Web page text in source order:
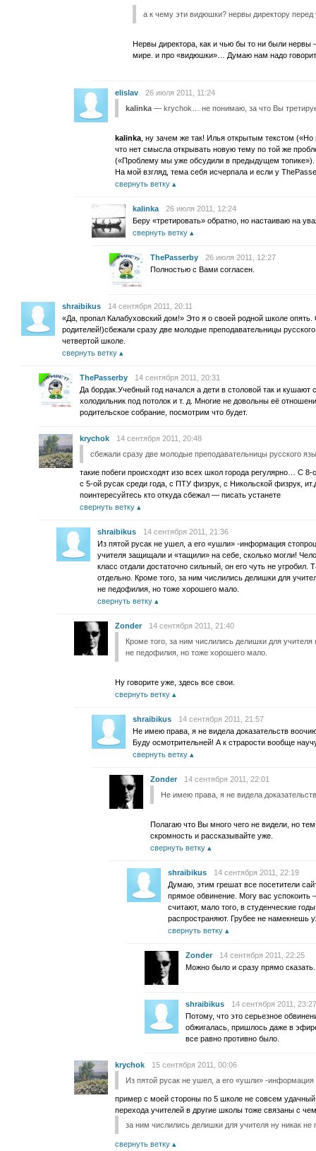
а к чему эти видюшки? нервы директору
Нервы директора, как и чью бы то ни были
мире. и про «видюшки»… Думаю нам надо
elislav
26 июля 2011, 11:24
kalinka — krychok… не понимаю, за что Вы
kalinka , ну зачем же так! Илья открытым текстом
что нет смысла открывать новую тему по той же
(«Проблему мы уже обсудили в предыдущем топике»).
На мой взгляд, тема себя исчерпала и если у
свернуть ветку
kalinka
26 июля 2011, 12:24
Беру «третировать» обратно, но настаиваю на
свернуть ветку
ThePasserby
26 июля 2011, 12:27
Полностью с Вами согласен.
shraibikus
14 сентября 2011, 20:11
«Да, пропал Калабуховский дом!» Это я о своей родной школе опять.
родителей!)сбежали сразу две молодые преподавательницы
четвертой школе.
свернуть ветку
ThePasserby
14 сентября 2011, 20:31
Да бордак.Учебный год начался а дети в столовой так и кушают
холодильник под потолок и т. д. Многие не довольны её
родительское собрание, посмотрим что будет.
krychok
14 сентября 2011, 20:48
сбежали сразу две молодые преподавательницы русского
такие побеги происходят изо всех школ города регулярно… С
с 5-ой русак среди года, с ПТУ физрук, с Никольской физрук,
поинтересуйтесь кто откуда сбежал — писать устанете
свернуть ветку
shraibikus
14 сентября 2011, 21:36
Из пятой русак не ушел, а его «ушли» -информация
учителя защищали и «тащили» на себе, сколько могли!
класс отдали достаточно сильный, он его чуть не угробил.
отдельно. Кроме того, за ним числились делишки для
не педофилия, но тоже хорошего мало.
свернуть ветку
Zonder
14 сентября 2011, 21:40
Кроме того, за ним числились делишки для
не педофилия, но тоже хорошего мало.
Ну говорите уже, здесь все свои.
свернуть ветку
shraibikus
14 сентября 2011, 21:57
Не имею права, я не видела доказательств
Буду осмотрительней! А к страрости вообще
свернуть ветку
Zonder
14 сентября 2011, 22:01
Не имею права, я не видела
Полагаю что Вы много чего не видели, но
скромность и рассказывайте уже.
свернуть ветку
shraibikus
14 сентября 2011, 22:19
Думаю, этим грешат все посетители
прямое обвинение. Могу вас успокоить
считают, мало того, в студенческие
распространяют. Грубее не намекнешь
свернуть ветку
Zonder
14 сентября 2011, 22:25
Можно было и сразу прямо
shraibikus
14 сентября 2011, 23:27
Потому, что это серьезное
обжигалась, пришлось даже в
все равно противно было.
krychok
15 сентября 2011, 00:06
Из пятой русак не ушел, а его «ушли» -информация
пример с моей стороны по 5 школе не совсем
перехода учителей в другие школы тоже связаны с
за ним числились делишки для учителя ну никак не
свернуть ветку